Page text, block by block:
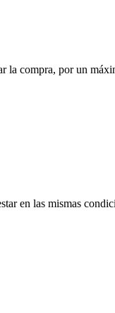
compra, por un
en las mismas